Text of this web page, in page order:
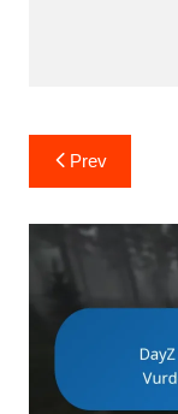
Post
navigation
Prev